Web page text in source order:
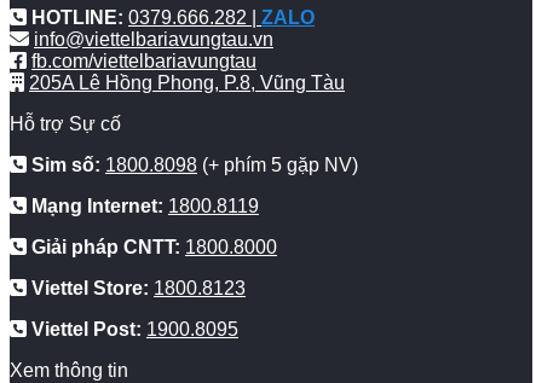
HOTLINE: 0379.666.282 | ZALO
info@viettelbariavungtau.vn
fb.com/viettelbariavungtau
205A Lê Hồng Phong, P.8, Vũng Tàu
Hỗ trợ Sự cố
Sim số: 1800.8098 (+ phím 5 gặp NV)
Mạng Internet: 1800.8119
Giải pháp CNTT: 1800.8000
Viettel Store: 1800.8123
Viettel Post: 1900.8095
Xem thông tin